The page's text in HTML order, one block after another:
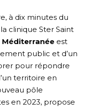
à dix minutes du
clinique Ster Saint
Méditerranée est
public et d’un
pour répondre
territoire en
pôle
en 2023, propose